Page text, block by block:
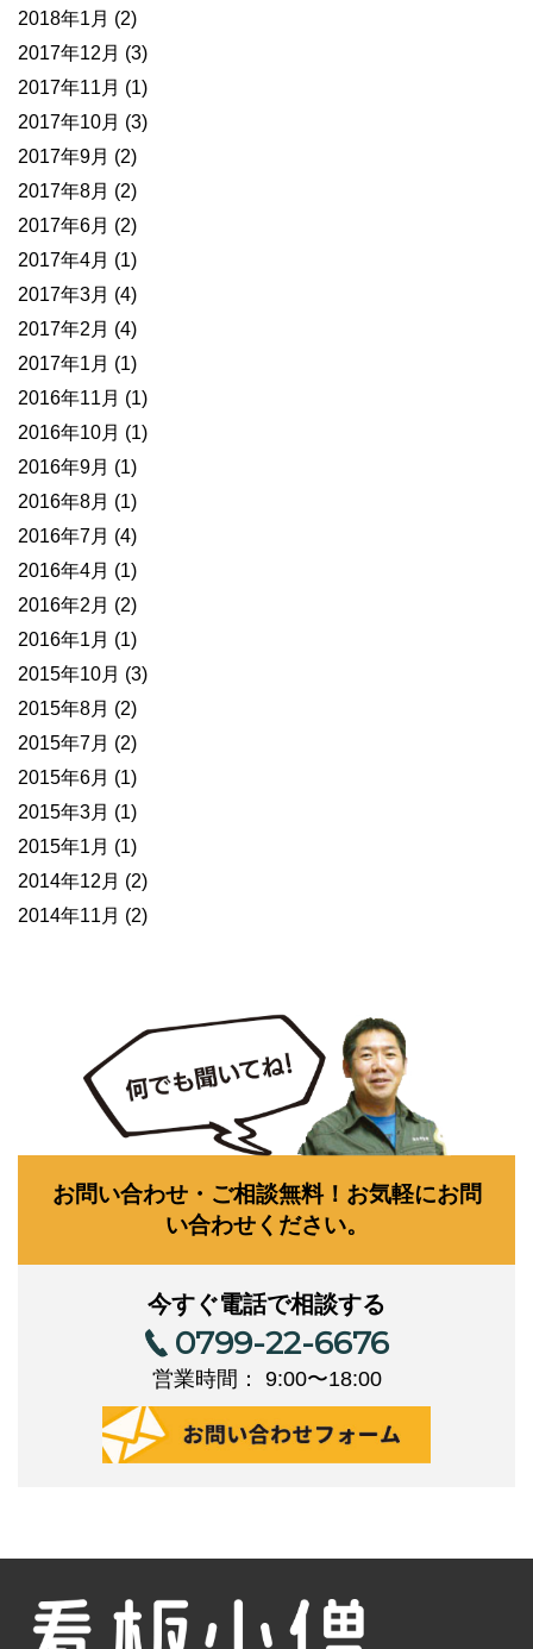
2018年1月 (2)
2017年12月 (3)
2017年11月 (1)
2017年10月 (3)
2017年9月 (2)
2017年8月 (2)
2017年6月 (2)
2017年4月 (1)
2017年3月 (4)
2017年2月 (4)
2017年1月 (1)
2016年11月 (1)
2016年10月 (1)
2016年9月 (1)
2016年8月 (1)
2016年7月 (4)
2016年4月 (1)
2016年2月 (2)
2016年1月 (1)
2015年10月 (3)
2015年8月 (2)
2015年7月 (2)
2015年6月 (1)
2015年3月 (1)
2015年1月 (1)
2014年12月 (2)
2014年11月 (2)
お問い合わせ・ご相談無料！お気軽にお問
い合わせください。
今すぐ電話で相談する
0799-22-6676
営業時間： 9:00〜18:00